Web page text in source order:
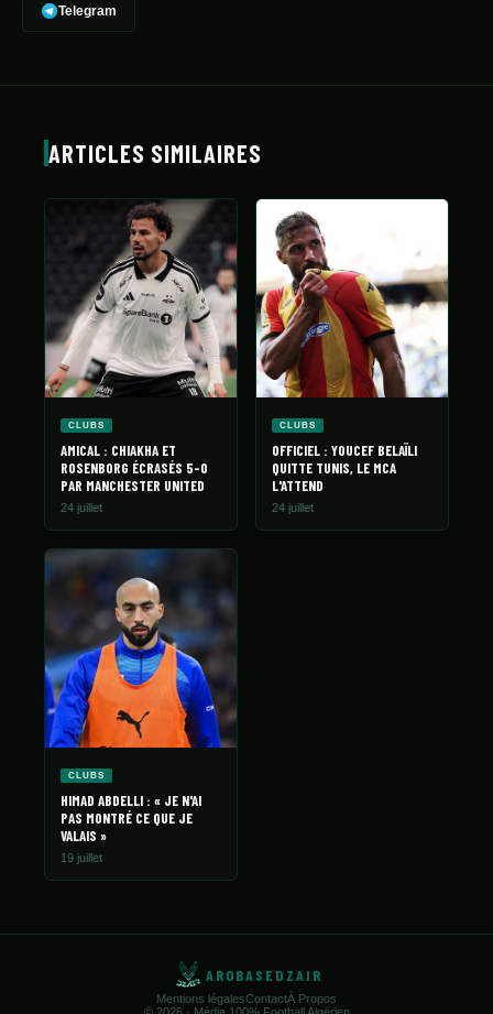
Telegram
ARTICLES SIMILAIRES
CLUBS
AMICAL : CHIAKHA ET
ROSENBORG ÉCRASÉS 5-0
PAR MANCHESTER UNITED
24 juillet
CLUBS
OFFICIEL : YOUCEF BELAÏLI
QUITTE TUNIS, LE MCA
L'ATTEND
24 juillet
CLUBS
HIMAD ABDELLI : « JE N'AI
PAS MONTRÉ CE QUE JE
VALAIS »
19 juillet
AROBASEDZAIR
Mentions légalesContactÀ Propos